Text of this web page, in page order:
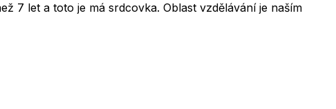
7 let a toto je má srdcovka. Oblast vzdělávání je naším